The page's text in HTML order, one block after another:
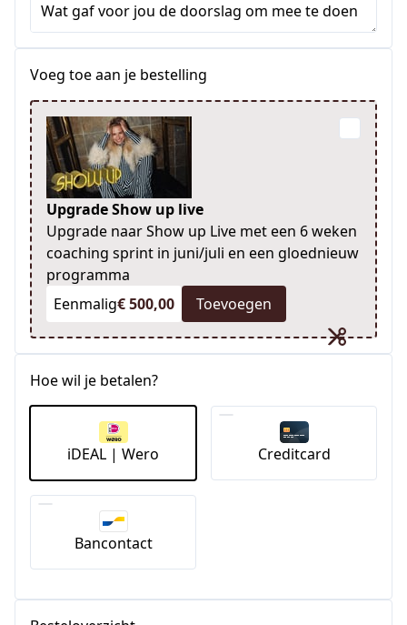
Wat gaf voor jou de doorslag om mee te doen
Voeg toe aan je bestelling
Upgrade Show up live
Upgrade naar Show up Live met een 6 weken
coaching sprint in juni/juli en een gloednieuw
programma
Eenmalig€ 500,00 Toevoegen
Hoe wil je betalen?
iDEAL | Wero Creditcard
Bancontact